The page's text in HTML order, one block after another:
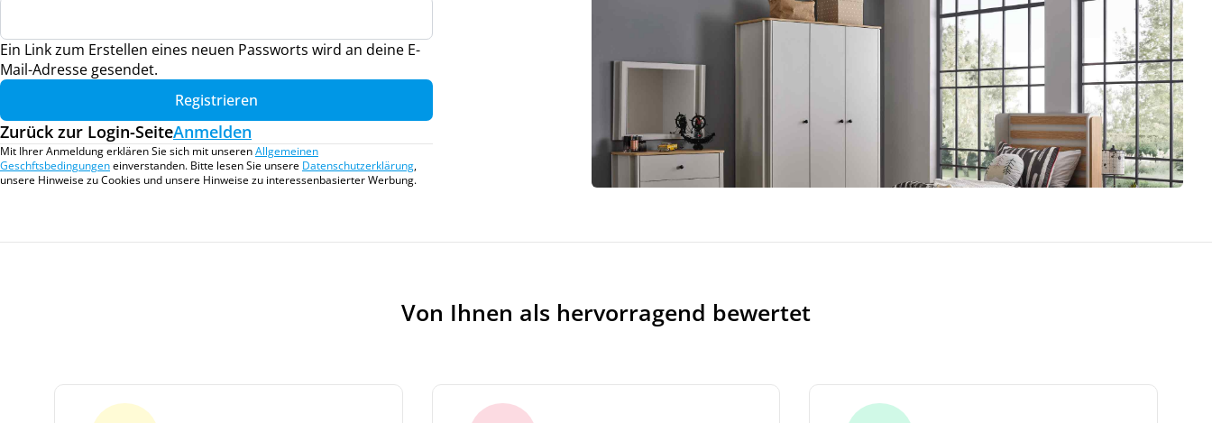
Ein Link zum Erstellen eines neuen Passworts wird an deine E-
Mail-Adresse gesendet.
Registrieren
Zurück zur Login-SeiteAnmelden
Mit Ihrer Anmeldung erklären Sie sich mit unserenAllgemeinen
Geschftsbedingungeneinverstanden. Bitte lesen Sie unsere Datenschutzerklärung,
unsere Hinweise zu Cookies und unsere Hinweise zu interessenbasierter Werbung.
Von Ihnen als hervorragend bewertet